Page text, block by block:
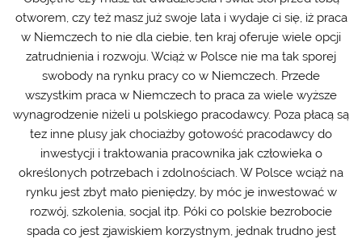
otworem, czy też masz już swoje lata i wydaje ci się, iż praca
w Niemczech to nie dla ciebie, ten kraj oferuje wiele opcji
zatrudnienia i rozwoju. Wciąż w Polsce nie ma tak sporej
swobody na rynku pracy co w Niemczech. Przede
wszystkim praca w Niemczech to praca za wiele wyższe
wynagrodzenie niżeli u polskiego pracodawcy. Poza płacą są
tez inne plusy jak chociażby gotowość pracodawcy do
inwestycji i traktowania pracownika jak człowieka o
określonych potrzebach i zdolnościach. W Polsce wciąż na
rynku jest zbyt mało pieniędzy, by móc je inwestować w
rozwój, szkolenia, socjal itp. Póki co polskie bezrobocie
spada co jest zjawiskiem korzystnym, jednak trudno jest